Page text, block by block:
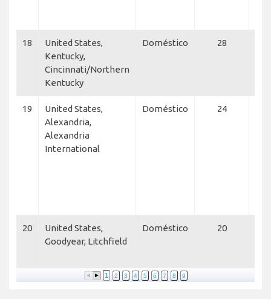
18
United States,
Kentucky,
Cincinnati/Northern
Kentucky
Doméstico 28
19
United States,
Alexandria,
Alexandria
International
Doméstico 24
20
United States,
Goodyear, Litchfield
Doméstico 20
1 2 3 4 5 6 7 8 9